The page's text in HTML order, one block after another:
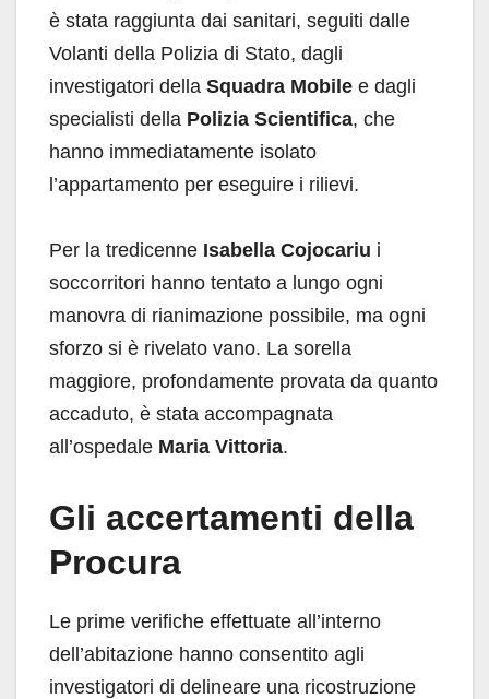
è stata raggiunta dai sanitari, seguiti dalle
Volanti della Polizia di Stato, dagli
investigatori della Squadra Mobile e dagli
specialisti della Polizia Scientifica, che
hanno immediatamente isolato
l’appartamento per eseguire i rilievi.
Per la tredicenne Isabella Cojocariu i
soccorritori hanno tentato a lungo ogni
manovra di rianimazione possibile, ma ogni
sforzo si è rivelato vano. La sorella
maggiore, profondamente provata da quanto
accaduto, è stata accompagnata
all’ospedale Maria Vittoria.
Gli accertamenti della
Procura
Le prime verifiche effettuate all’interno
dell’abitazione hanno consentito agli
investigatori di delineare una ricostruzione